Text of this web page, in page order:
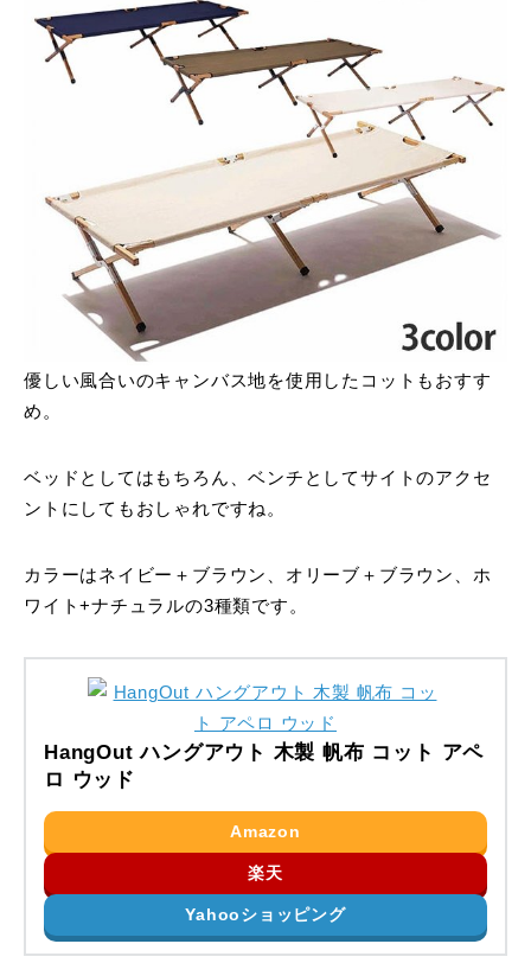
優しい風合いのキャンバス地を使用したコットもおすす
め。
ベッドとしてはもちろん、ベンチとしてサイトのアクセ
ントにしてもおしゃれですね。
カラーはネイビー＋ブラウン、オリーブ＋ブラウン、ホ
ワイト+ナチュラルの3種類です。
HangOut ハングアウト 木製 帆布 コット アペ
ロ ウッド
Amazon
楽天
Yahooショッピング